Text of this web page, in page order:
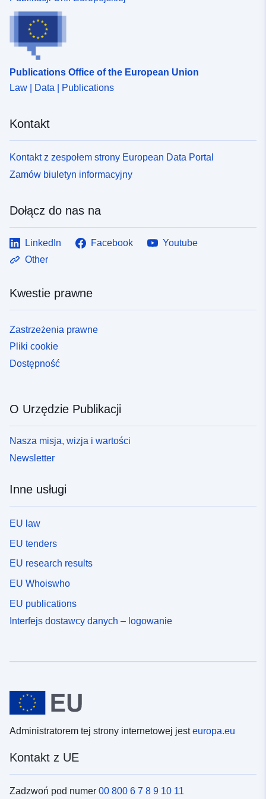
Publications Office of the European Union
Law | Data | Publications
Kontakt
Kontakt z zespołem strony European Data Portal
Zamów biuletyn informacyjny
Dołącz do nas na
LinkedIn Facebook
Youtube
Other
Kwestie prawne
Zastrzeżenia prawne
Pliki cookie
Dostępność
O Urzędzie Publikacji
Nasza misja, wizja i wartości
Newsletter
Inne usługi
EU law
EU tenders
EU research results
EU Whoiswho
EU publications
Interfejs dostawcy danych – logowanie
Administratorem tej strony internetowej jesteuropa.eu
Kontakt z UE
Zadzwoń pod numer 00 800 6 7 8 9 10 11